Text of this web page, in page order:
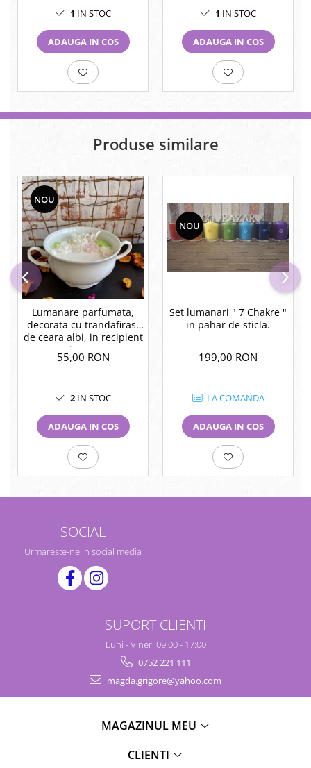
1 IN STOC
ADAUGA IN COS
1 IN STOC
ADAUGA IN COS
Produse similare
NOU
Lumanare parfumata,
decorata cu trandafirasi
de ceara albi, in recipient
vintage.
55,00 RON
2IN STOC
ADAUGA IN COS
NOU
Set lumanari " 7 Chakre "
in pahar de sticla.
199,00 RON
LA COMANDA
ADAUGA IN COS
SOCIAL
Urmareste-ne in social media
SUPORT CLIENTI
Luni - Vineri 09:00 - 17:00
0752 221 111
magda.grigore@yahoo.com
MAGAZINUL MEU
CLIENTI